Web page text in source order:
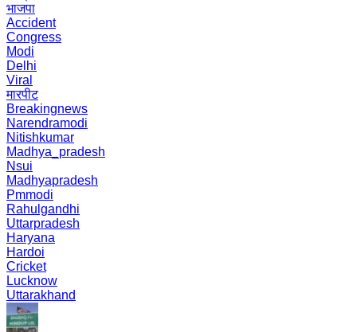
भाजपा
Accident
Congress
Modi
Delhi
Viral
मारपीट
Breakingnews
Narendramodi
Nitishkumar
Madhya_pradesh
Nsui
Madhyapradesh
Pmmodi
Rahulgandhi
Uttarpradesh
Haryana
Hardoi
Cricket
Lucknow
Uttarakhand